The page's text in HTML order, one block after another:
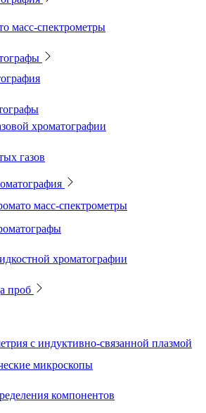
масс-спектрометры
хроматографии
газов
масс-спектрометры
хроматографии
проб
с индуктивно-связанной плазмой
микроскопы
компонентов